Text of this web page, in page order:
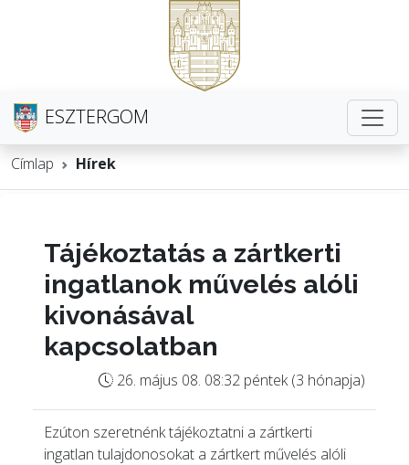
ESZTERGOM
Címlap Hírek
Tájékoztatás a zártkerti
ingatlanok művelés alóli
kivonásával
kapcsolatban
26. május 08. 08:32 péntek (3 hónapja)
Ezúton szeretnénk tájékoztatni a zártkerti
ingatlan tulajdonosokat a zártkert művelés alóli